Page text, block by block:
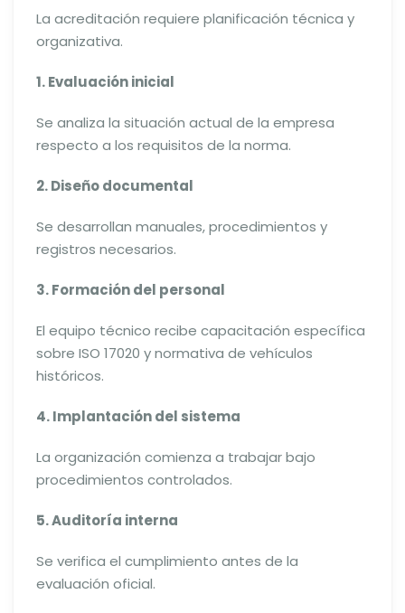
La acreditación requiere planificación técnica y
organizativa.
1. Evaluación inicial
Se analiza la situación actual de la empresa
respecto a los requisitos de la norma.
2. Diseño documental
Se desarrollan manuales, procedimientos y
registros necesarios.
3. Formación del personal
El equipo técnico recibe capacitación específica
sobre ISO 17020 y normativa de vehículos
históricos.
4. Implantación del sistema
La organización comienza a trabajar bajo
procedimientos controlados.
5. Auditoría interna
Se verifica el cumplimiento antes de la
evaluación oficial.